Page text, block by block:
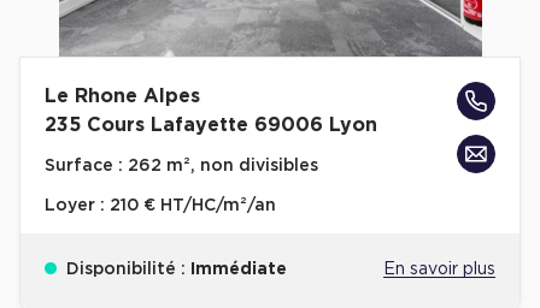
Plateaux opérés à Neuilly-sur-Seine
Plateaux opérés à Saint-Ouen
Plateaux opérés à Boulogne-Billancourt
Bureaux privés avec terrasse
Le Rhone Alpes
235 Cours Lafayette 69006 Lyon
Surface : 262 m², non divisibles
Loyer : 210 € HT/HC/m²/an
Disponibilité : Immédiate En savoir plus